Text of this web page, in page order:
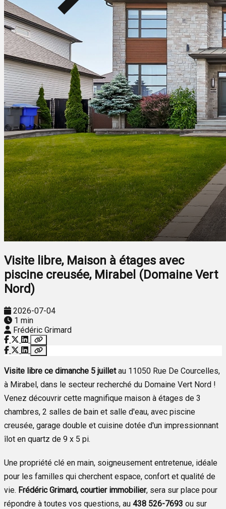
Visite libre, Maison à étages avec
piscine creusée, Mirabel (Domaine Vert
Nord)
2026-07-04
1 min
Frédéric Grimard
Visite libre ce dimanche 5 juilletau 11050 Rue De Courcelles,
à Mirabel, dans le secteur recherché du Domaine Vert Nord !
Venez découvrir cette magnifique maison à étages de 3
chambres, 2 salles de bain et salle d'eau, avec piscine
creusée, garage double et cuisine dotée d'un impressionnant
îlot en quartz de 9 x 5 pi.
Une propriété clé en main, soigneusement entretenue, idéale
pour les familles qui cherchent espace, confort et qualité de
vie. Frédéric Grimard, courtier immobilier, sera sur place pour
répondre à toutes vos questions, au 438 526-7693 ou sur